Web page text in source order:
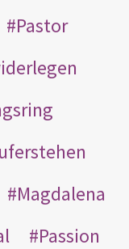
Pastor
Magdalena
Passion